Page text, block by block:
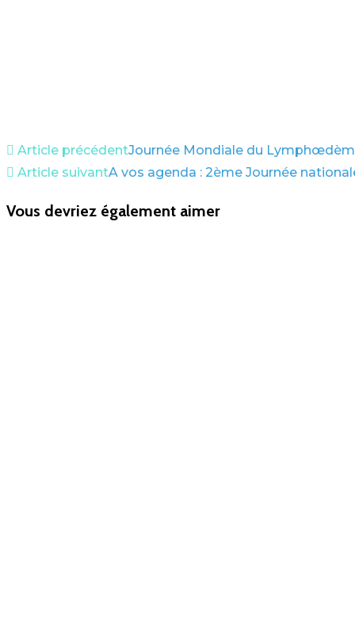
Article précédentJournée Mondiale du
Article suivantA vos agenda : 2ème Journée
Vous devriez également aimer